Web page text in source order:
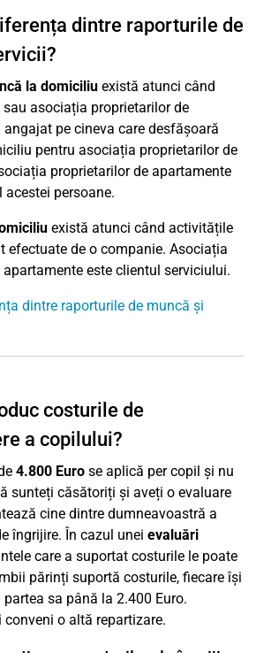
dintre raporturile de
la domiciliu există atunci când
asociația proprietarilor de
pe cineva care desfășoară
pentru asociația proprietarilor de
proprietarilor de apartamente
persoane.
există atunci când activitățile
efectuate de o companie. Asociația
este clientul serviciului.
dintre raporturile de muncă și
costurile de
a copilului?
4.800 Euro se aplică per copil și nu
sunteți căsătoriți și aveți o evaluare
cine dintre dumneavoastră a
îngrijire. În cazul unei evaluări
care a suportat costurile le poate
părinți suportă costurile, fiecare își
sa până la 2.400 Euro.
conveni o altă repartizare.